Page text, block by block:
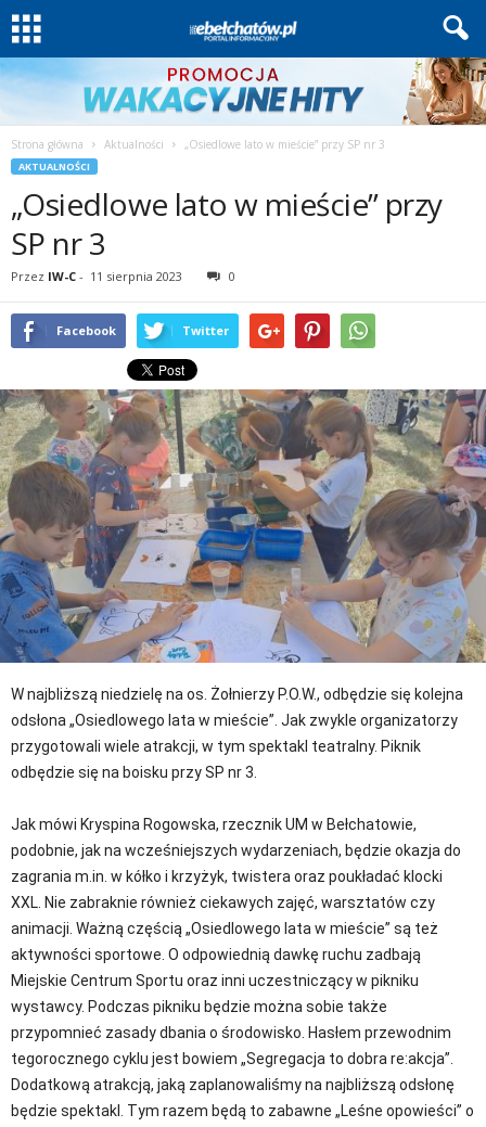
Strona główna Aktualności „Osiedlowe lato w mieście” przy SP nr 3
AKTUALNOŚCI
„Osiedlowe lato w mieście” przy
SP nr 3
Przez IW-C - 11 sierpnia 2023 0
Facebook Twitter
W najbliższą niedzielę na os. Żołnierzy P.O.W., odbędzie się kolejna
odsłona „Osiedlowego lata w mieście”. Jak zwykle organizatorzy
przygotowali wiele atrakcji, w tym spektakl teatralny. Piknik
odbędzie się na boisku przy SP nr 3.
Jak mówi Kryspina Rogowska, rzecznik UM w Bełchatowie,
podobnie, jak na wcześniejszych wydarzeniach, będzie okazja do
zagrania m.in. w kółko i krzyżyk, twistera oraz poukładać klocki
XXL. Nie zabraknie również ciekawych zajęć, warsztatów czy
animacji. Ważną częścią „Osiedlowego lata w mieście” są też
aktywności sportowe. O odpowiednią dawkę ruchu zadbają
Miejskie Centrum Sportu oraz inni uczestniczący w pikniku
wystawcy. Podczas pikniku będzie można sobie także
przypomnieć zasady dbania o środowisko. Hasłem przewodnim
tegorocznego cyklu jest bowiem „Segregacja to dobra re:akcja”.
Dodatkową atrakcją, jaką zaplanowaliśmy na najbliższą odsłonę
będzie spektakl. Tym razem będą to zabawne „Leśne opowieści” o